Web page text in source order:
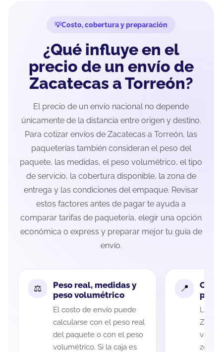
Costo, cobertura y preparación
¿Qué influye en el
precio de un envío de
Zacatecas a Torreón?
El precio de un envío nacional no depende
únicamente de la distancia entre origen y destino.
Para cotizar envíos de Zacatecas a Torreón, las
paqueterías también consideran el peso del
paquete, las medidas, el peso volumétrico, el tipo
de servicio, la cobertura disponible, la zona de
entrega y las condiciones del empaque. Revisar
estos factores antes de pagar te ayuda a
comparar tarifas de paquetería, elegir una opción
económica o express y preparar mejor tu guía de
envío.
Peso real, medidas y
peso volumétrico
El costo de envío puede
calcularse con el peso real
del paquete o con el peso
volumétrico. Si la caja es
La
variar
zona